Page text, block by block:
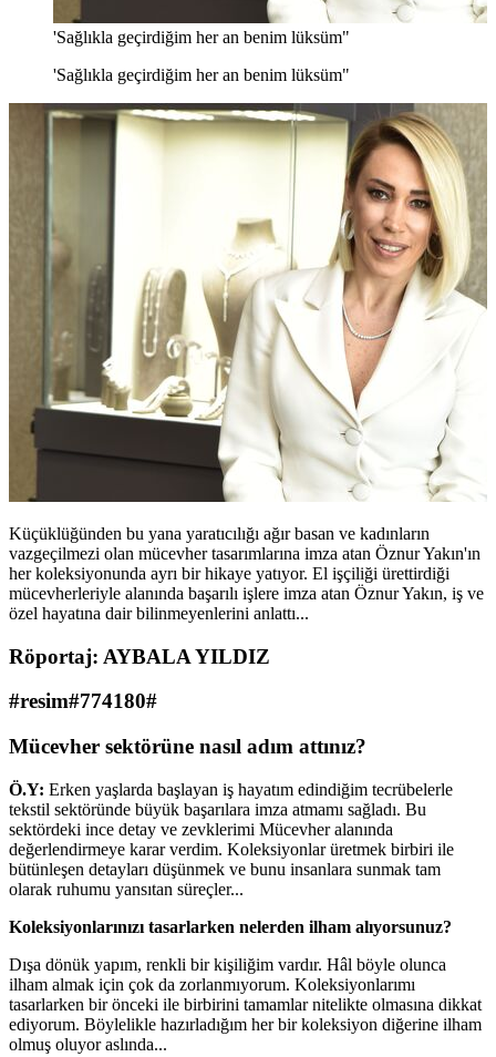
'Sağlıkla geçirdiğim her an benim lüksüm"
'Sağlıkla geçirdiğim her an benim lüksüm"
Küçüklüğünden bu yana yaratıcılığı ağır basan ve kadınların
vazgeçilmezi olan mücevher tasarımlarına imza atan Öznur Yakın'ın
her koleksiyonunda ayrı bir hikaye yatıyor. El işçiliği ürettirdiği
mücevherleriyle alanında başarılı işlere imza atan Öznur Yakın, iş ve
özel hayatına dair bilinmeyenlerini anlattı...
Röportaj: AYBALA YILDIZ
#resim#774180#
Mücevher sektörüne nasıl adım attınız?
Ö.Y: Erken yaşlarda başlayan iş hayatım edindiğim tecrübelerle
tekstil sektöründe büyük başarılara imza atmamı sağladı. Bu
sektördeki ince detay ve zevklerimi Mücevher alanında
değerlendirmeye karar verdim. Koleksiyonlar üretmek birbiri ile
bütünleşen detayları düşünmek ve bunu insanlara sunmak tam
olarak ruhumu yansıtan süreçler...
Koleksiyonlarınızı tasarlarken nelerden ilham alıyorsunuz?
Dışa dönük yapım, renkli bir kişiliğim vardır. Hâl böyle olunca
ilham almak için çok da zorlanmıyorum. Koleksiyonlarımı
tasarlarken bir önceki ile birbirini tamamlar nitelikte olmasına dikkat
ediyorum. Böylelikle hazırladığım her bir koleksiyon diğerine ilham
olmuş oluyor aslında...